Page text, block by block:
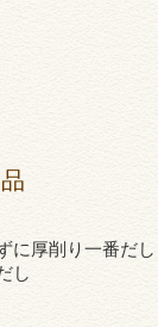
に厚削り一番だ
し